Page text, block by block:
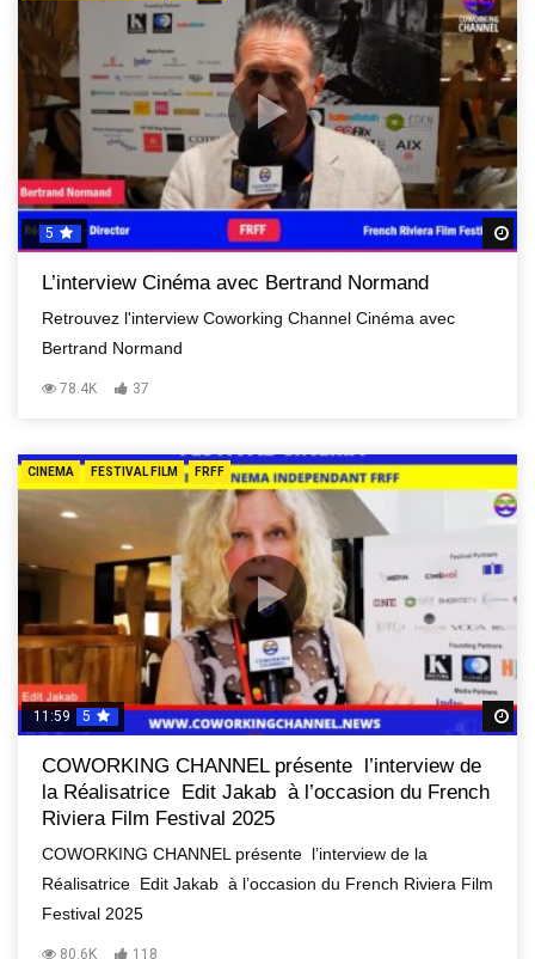
5
L’interview Cinéma avec Bertrand Normand
Retrouvez l'interview Coworking Channel Cinéma avec
Bertrand Normand
78.4K 37
CINEMA FESTIVAL FILM FRFF
11:59 5
COWORKING CHANNEL présente l’interview de
la Réalisatrice Edit Jakab à l’occasion du French
Riviera Film Festival 2025
COWORKING CHANNEL présente l’interview de la
Réalisatrice Edit Jakab à l’occasion du French Riviera Film
Festival 2025
80.6K 118